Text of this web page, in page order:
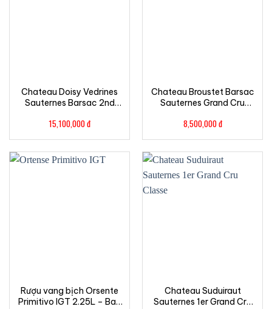
Chateau Doisy Vedrines
Sauternes Barsac 2nd
15,100,000đ
Chateau Broustet Barsac
Sauternes Grand Cru
8,500,000đ
Rượu vang bịch Orsente
Primitivo IGT 2.25L – Bag
Chateau Suduiraut
Sauternes 1er Grand Cru